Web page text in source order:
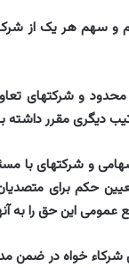
هم و سهم هر یک از
محدود و شرکتهای
دیگری مقرر داشته
سهامی و شرکتهای
و تعیین حکم برای
این حق را به
بین شرکاء خواه در